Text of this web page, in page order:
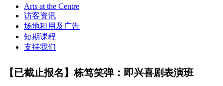
Arts at the Centre
访客资讯
场地租用及广告
短期课程
支持我们
【已截止报名】栋笃笑弹：即兴喜剧表演班